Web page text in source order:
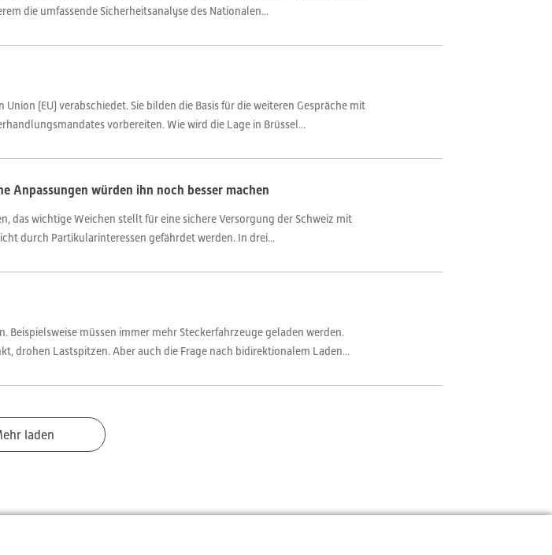
die umfassende Sicherheitsanalyse des Nationalen...
(EU) verabschiedet. Sie bilden die Basis für die weiteren Gespräche mit
vorbereiten. Wie wird die Lage in Brüssel...
Anpassungen würden ihn noch besser machen
das wichtige Weichen stellt für eine sichere Versorgung der Schweiz mit
durch Partikularinteressen gefährdet werden. In drei...
müssen immer mehr Steckerfahrzeuge geladen werden.
drohen Lastspitzen. Aber auch die Frage nach bidirektionalem Laden...
laden